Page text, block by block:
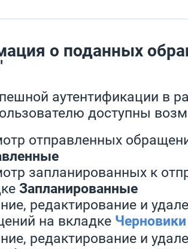
о поданных
аутентификации в
доступны
отправленных
запланированных к
Запланированные
редактирование и
на вкладке Черновики
редактирование и